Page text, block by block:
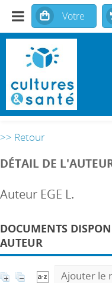
>> Retour
DÉTAIL DE
Auteur EGE L.
DOCUMENTS
AUTEUR
Ajouter le